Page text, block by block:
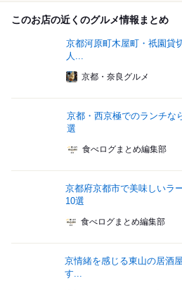
このお店の近くのグルメ情報まとめ
京都河原町木屋町・祇園貸
人...
京都・奈良グルメ
京都・西京極でのランチな
選
食べログまとめ編集部
京都府京都市で美味しいラ
10選
食べログまとめ編集部
京情緒を感じる東山の居酒
す...